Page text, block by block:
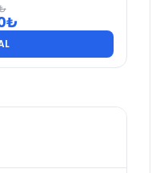
₺
fiyat:
5.999,00₺.